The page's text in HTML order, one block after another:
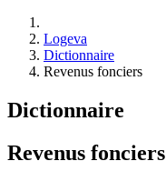
Logeva
Dictionnaire
Revenus fonciers
Dictionnaire
Revenus fonciers